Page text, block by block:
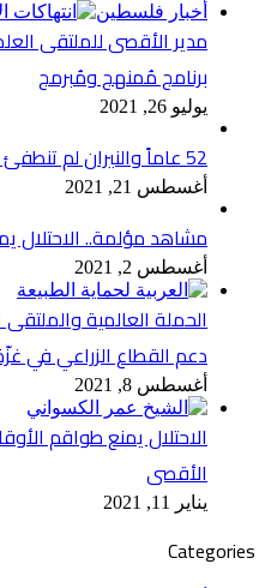
أخبار فلسطين
مدير الأقصى للملتقى
برنامج مُمنهج ومُبرمج
يوليو 26, 2021
52 عاماً والنيران لم تنطفئ في المسجد الأقصى المبارك
أغسطس 21, 2021
مشاهد مؤلمة.. الاحتلال
أغسطس 2, 2021
الحملة العالمية
دعم القطاع الزراعي في
أغسطس 8, 2021
الاحتلال يمنع طواقم
الأقصى
يناير 11, 2021
Categories